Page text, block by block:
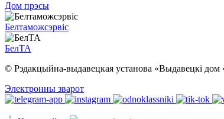
Дом прэсы
Белтаможсэрвіс
БелТА
© Рэдакцыйна-выдавецкая установа «Выдавецкі дом
Электронны зварот